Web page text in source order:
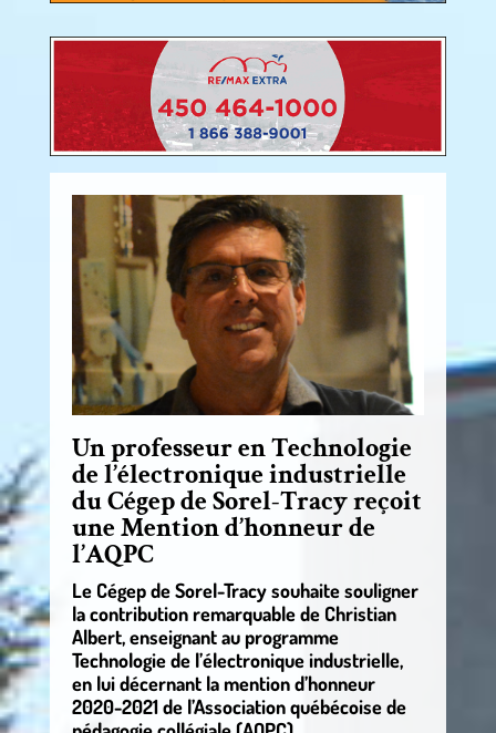
Un professeur en Technologie
de l’électronique industrielle
du Cégep de Sorel-Tracy reçoit
une Mention d’honneur de
l’AQPC
Le Cégep de Sorel-Tracy souhaite souligner
la contribution remarquable de Christian
Albert, enseignant au programme
Technologie de l’électronique industrielle,
en lui décernant la mention d’honneur
2020-2021 de l’Association québécoise de